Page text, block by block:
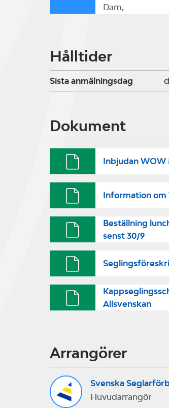
Dam,
Hålltider
Sista anmälningsdag
Dokument
Inbjudan WOW
Information om
Beställning
senst 30/9
Allsvenskan
Arrangörer
Svenska
Huvudarrangör